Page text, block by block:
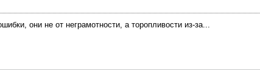
они не от неграмотности, а торопливости из-за...